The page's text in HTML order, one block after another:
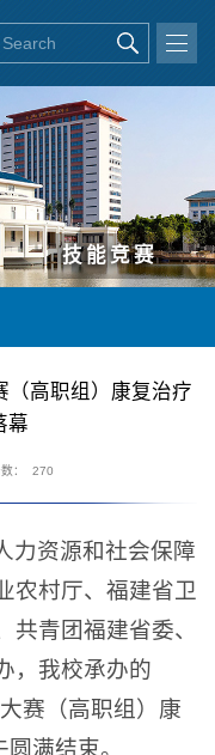
技能竞赛
（高职组）康复治疗
幕
： 270
力资源和社会保障
农村厅、福建省卫
青团福建省委、
，我校承办的
赛（高职组）康
满结束。